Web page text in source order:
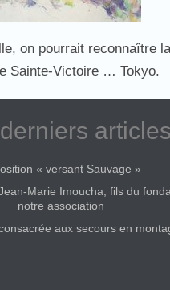
on pourrait reconnaître
Sainte-Victoire … Tokyo.
articles
« versant Sauvage »
Marie Imoucha, fils du
notre association
aux secours en